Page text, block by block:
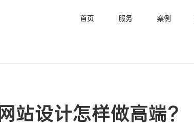
首页 服务 案例
站设计怎样做高端？